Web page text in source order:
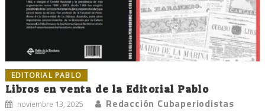
EDITORIAL PABLO
Libros en venta de la Editorial Pablo
noviembre 13, 2025 Redacción Cubaperiodistas